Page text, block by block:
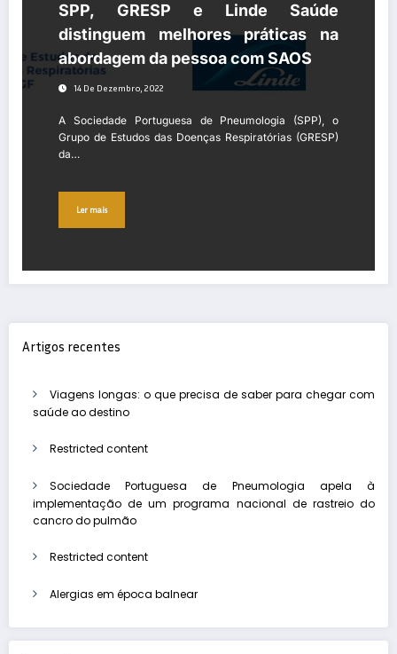
SPP, GRESP e Linde Saúde
distinguem melhores práticas na
abordagem da pessoa com SAOS
14 De Dezembro, 2022
A Sociedade Portuguesa de Pneumologia (SPP), o
Grupo de Estudos das Doenças Respiratórias (GRESP)
da…
Ler mais
Artigos recentes
Viagens longas: o que precisa de saber para chegar com
saúde ao destino
Restricted content
Sociedade Portuguesa de Pneumologia apela à
implementação de um programa nacional de rastreio do
cancro do pulmão
Restricted content
Alergias em época balnear